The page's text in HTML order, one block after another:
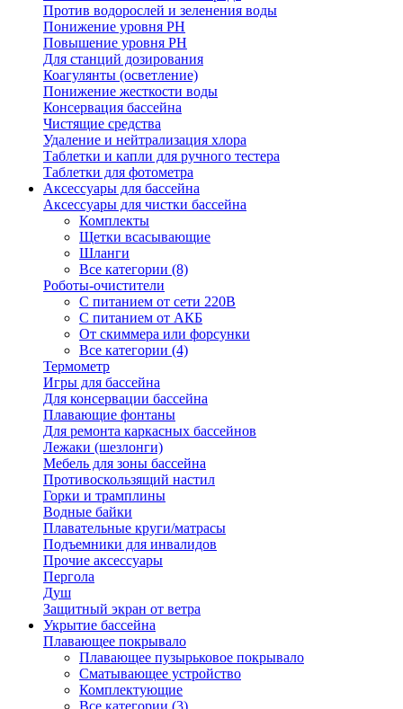
Против водорослей и зеленения воды
Понижение уровня РН
Повышение уровня РН
Для станций дозирования
Коагулянты (осветление)
Понижение жесткости воды
Консервация бассейна
Чистящие средства
Удаление и нейтрализация хлора
Таблетки и капли для ручного тестера
Таблетки для фотометра
Аксессуары для бассейна
Аксессуары для чистки бассейна
Комплекты
Щетки всасывающие
Шланги
Все категории (8)
Роботы-очистители
С питанием от сети 220В
С питанием от АКБ
От скиммера или форсунки
Все категории (4)
Термометр
Игры для бассейна
Для консервации бассейна
Плавающие фонтаны
Для ремонта каркасных бассейнов
Лежаки (шезлонги)
Мебель для зоны бассейна
Противоскользящий настил
Горки и трамплины
Водные байки
Плавательные круги/матрасы
Подъемники для инвалидов
Прочие аксессуары
Пергола
Душ
Защитный экран от ветра
Укрытие бассейна
Плавающее покрывало
Плавающее пузырьковое покрывало
Сматывающее устройство
Комплектующие
Все категории (3)